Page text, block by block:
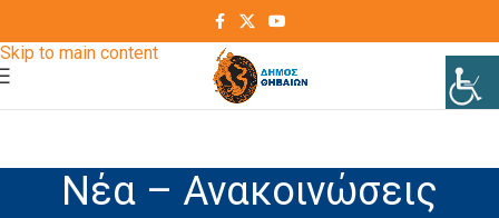
Skip to main content
Νέα – Ανακοινώσεις